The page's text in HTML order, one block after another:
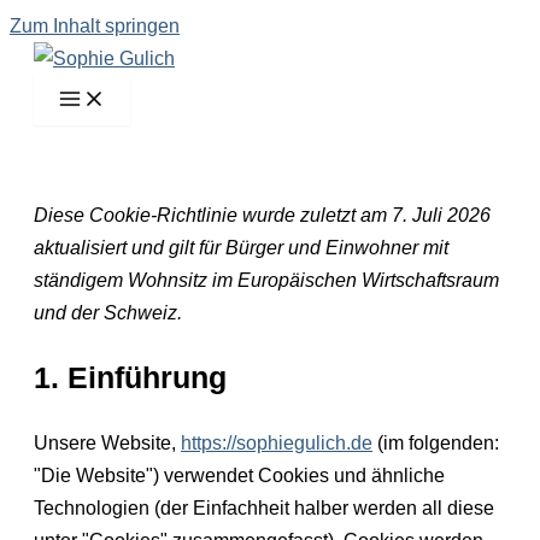
Zum Inhalt springen
Diese Cookie-Richtlinie wurde zuletzt am 7. Juli 2026
aktualisiert und gilt für Bürger und Einwohner mit
ständigem Wohnsitz im Europäischen Wirtschaftsraum
und der Schweiz.
1. Einführung
Unsere Website, https://sophiegulich.de (im folgenden:
"Die Website") verwendet Cookies und ähnliche
Technologien (der Einfachheit halber werden all diese